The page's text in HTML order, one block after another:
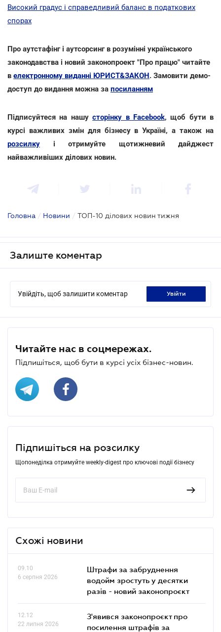
Високий градус і справедливий баланс в податкових
спорах
Про аутстафінг і аутсорсинг в розумінні українського
законодавства і новий законопроект "Про працю" читайте
в електронному виданні ЮРИСТ&ЗАКОН. Замовити демо-
доступ до видання можна за посиланням
Підписуйтеся на нашусторінку в Facebook, щоб бути в
курсі важливих змін для бізнесу в Україні, а також на
розсилку і отримуйте щотижневий дайджест
найважливіших ділових новин.
Головна / Новини / ТОП-10 ділових новин тижня
Залиште коментар
Увійдіть, щоб залишити коментар увійти
Читайте нас в соцмережах.
Підпишіться, щоб бути в курсі усіх бізнес-новин.
Підпишіться на розсилку
Щопонеділка отримуйте weekly-digest про ключові події бізнесу
Схожі новини
09.10
6 серпня 2026
Штрафи за забруднення
водойм зростуть у десятки
разів - новий законопроєкт
12.12
22 липня 2026
З'явився законопроєкт про
посилення штрафів за